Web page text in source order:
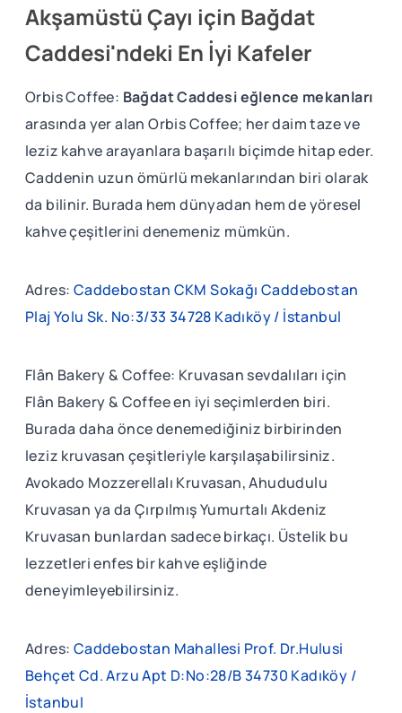
Akşamüstü Çayı için Bağdat
Caddesi'ndeki En İyi Kafeler
Orbis Coffee: Bağdat Caddesi eğlence mekanları
arasında yer alan Orbis Coffee; her daim taze ve
leziz kahve arayanlara başarılı biçimde hitap eder.
Caddenin uzun ömürlü mekanlarından biri olarak
da bilinir. Burada hem dünyadan hem de yöresel
kahve çeşitlerini denemeniz mümkün.
Adres: Caddebostan CKM Sokağı Caddebostan
Plaj Yolu Sk. No:3/33 34728 Kadıköy / İstanbul
Flân Bakery & Coffee: Kruvasan sevdalıları için
Flân Bakery & Coffee en iyi seçimlerden biri.
Burada daha önce denemediğiniz birbirinden
leziz kruvasan çeşitleriyle karşılaşabilirsiniz.
Avokado Mozzerellalı Kruvasan, Ahududulu
Kruvasan ya da Çırpılmış Yumurtalı Akdeniz
Kruvasan bunlardan sadece birkaçı. Üstelik bu
lezzetleri enfes bir kahve eşliğinde
deneyimleyebilirsiniz.
Adres: Caddebostan Mahallesi Prof. Dr.Hulusi
Behçet Cd. Arzu Apt D:No:28/B 34730 Kadıköy /
İstanbul